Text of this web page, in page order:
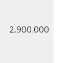
2.900.000